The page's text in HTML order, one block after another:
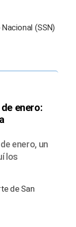
(SSN)
enero:
enero, un
los
de San